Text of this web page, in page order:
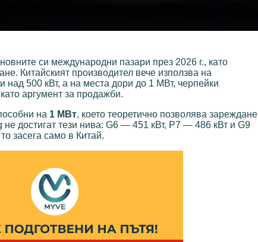
си международни пазари през 2026 г., като
Китайският производител вече използва на
500 кВт, а на места дори до 1 МВт, черпейки
аргумент за продажби.
на 1 МВт, което теоретично позволява зареждане
достигат тези нива: G6 — 451 кВт, P7 — 486 кВт и G9
засега само в Китай.